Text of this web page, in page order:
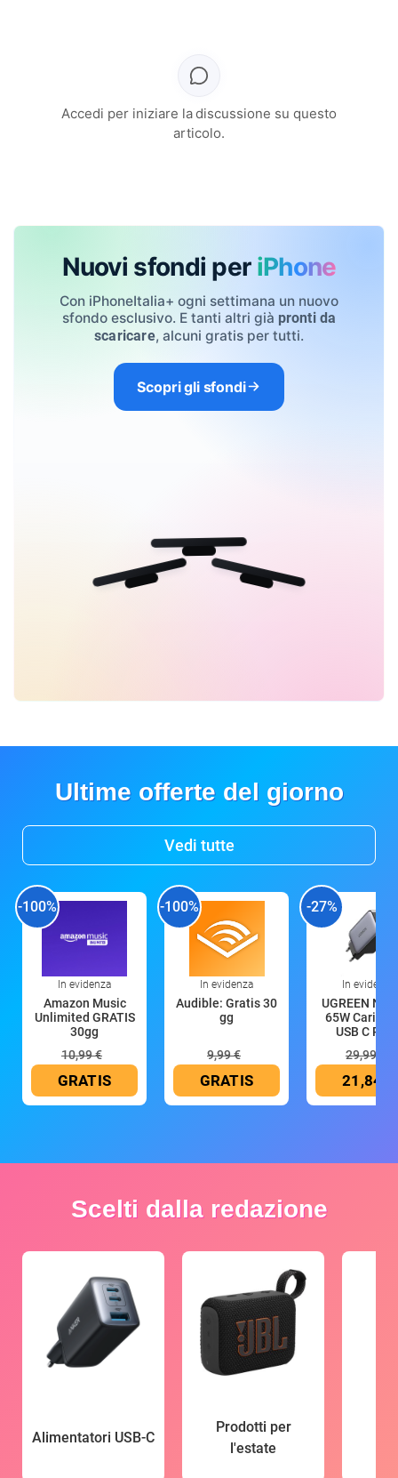
Accedi per iniziare la discussione su questo
articolo.
Nuovi sfondi per iPhone
Con iPhoneItalia+ ogni settimana un nuovo
sfondo esclusivo. E tanti altri già pronti da
scaricare, alcuni gratis per tutti.
Scopri gli sfondi
Ultime offerte del giorno
Vedi tutte
-100%
In evidenza
Amazon Music
Unlimited GRATIS
30gg
10,99 €
GRATIS
-100%
In evidenza
Audible: Gratis 30
gg
9,99 €
GRATIS
-27%
In evidenza
UGREEN
65W
USB C
29,99 €
21,84 €
Scelti dalla redazione
Alimentatori USB-C
Prodotti per
l'estate